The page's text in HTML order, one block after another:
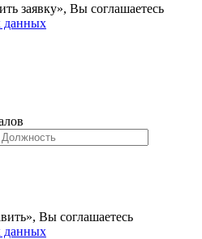
заявку», Вы соглашаетесь
данных
Вы соглашаетесь
данных